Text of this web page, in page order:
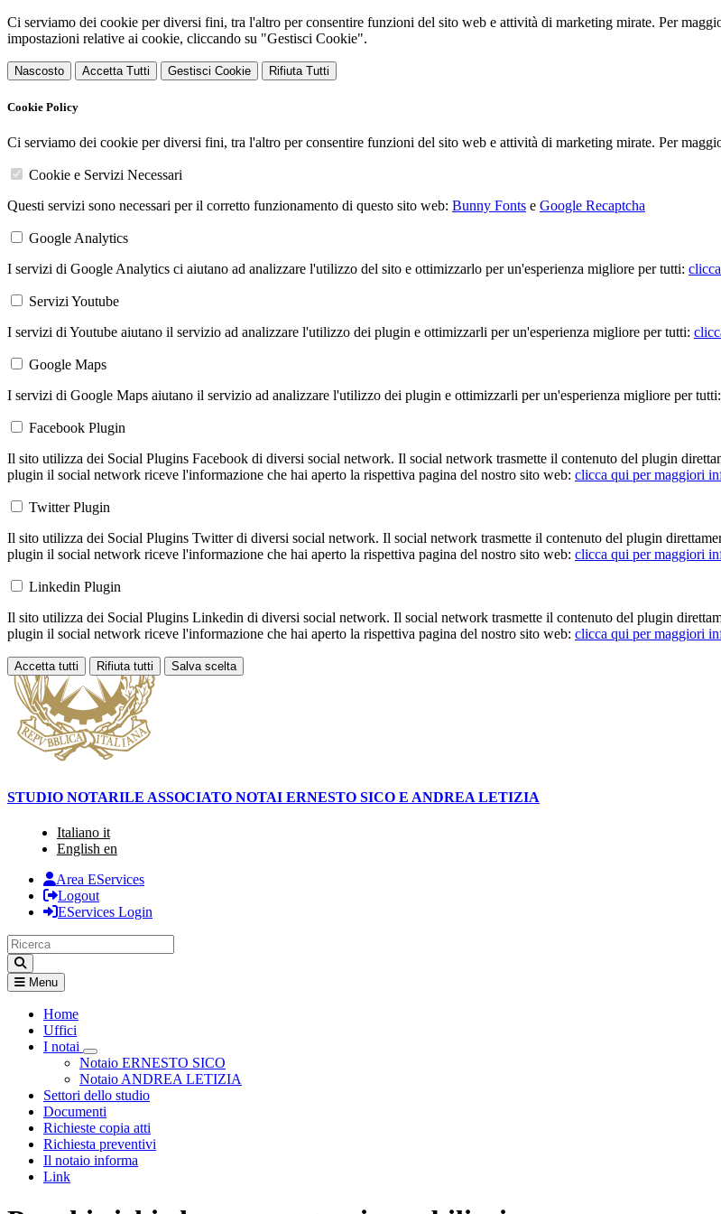
Ci serviamo dei cookie per diversi fini, tra l'altro per consentire funzioni del sito web e attività di marketing mirate. Per
impostazioni relative ai cookie, cliccando su "Gestisci Cookie".
Nascosto Accetta Tutti Gestisci Cookie Rifiuta Tutti
Cookie Policy
Ci serviamo dei cookie per diversi fini, tra l'altro per consentire funzioni del sito web e attività di marketing mirate. Per
Cookie e Servizi Necessari
Questi servizi sono necessari per il corretto funzionamento di questo sito web: Bunny Fonts e Google Recaptcha
Google Analytics
I servizi di Google Analytics ci aiutano ad analizzare l'utilizzo del sito e ottimizzarlo per un'esperienza migliore per tutti:
Servizi Youtube
I servizi di Youtube aiutano il servizio ad analizzare l'utilizzo dei plugin e ottimizzarli per un'esperienza migliore per tutti:
Google Maps
I servizi di Google Maps aiutano il servizio ad analizzare l'utilizzo dei plugin e ottimizzarli per un'esperienza migliore per tutti:
Facebook Plugin
Il sito utilizza dei Social Plugins Facebook di diversi social network. Il social network trasmette il contenuto del plugin
plugin il social network riceve l'informazione che hai aperto la rispettiva pagina del nostro sito web: clicca qui per maggiori
Twitter Plugin
Il sito utilizza dei Social Plugins Twitter di diversi social network. Il social network trasmette il contenuto del plugin
plugin il social network riceve l'informazione che hai aperto la rispettiva pagina del nostro sito web: clicca qui per maggiori
Linkedin Plugin
Il sito utilizza dei Social Plugins Linkedin di diversi social network. Il social network trasmette il contenuto del plugin
plugin il social network riceve l'informazione che hai aperto la rispettiva pagina del nostro sito web: clicca qui per maggiori
Accetta tutti Rifiuta tutti Salva scelta
Loading...
STUDIO NOTARILE ASSOCIATO NOTAI ERNESTO SICO E ANDREA LETIZIA
Italiano it
English en
Area EServices
Logout
EServices Login
Menu
Home
Uffici
I notai
Visualizza menù di secondo livello
Notaio ERNESTO SICO
Notaio ANDREA LETIZIA
Settori dello studio
Documenti
Richieste copia atti
Richiesta preventivi
Il notaio informa
Link